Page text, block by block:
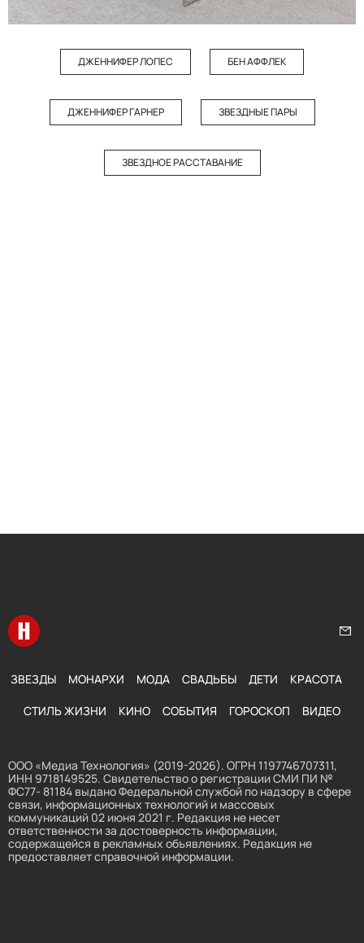
ДЖЕННИФЕР ЛОПЕС БЕН АФФЛЕК
ДЖЕННИФЕР ГАРНЕР ЗВЕЗДНЫЕ ПАРЫ
ЗВЕЗДНОЕ РАССТАВАНИЕ
Перейти на главную
ЗВЕЗДЫ МОНАРХИ МОДА СВАДЬБЫ ДЕТИ КРАСОТА
СТИЛЬ ЖИЗНИ КИНО СОБЫТИЯ ГОРОСКОП ВИДЕО
ООО «Медиа Технология» (2019-2026). ОГРН 1197746707311,
ИНН 9718149525. Свидетельство о регистрации СМИ ПИ №
ФС77- 81184 выдано Федеральной службой по надзору в сфере
связи, информационных технологий и массовых
коммуникаций 02 июня 2021 г. Редакция не несет
ответственности за достоверность информации,
содержащейся в рекламных объявлениях. Редакция не
предоставляет справочной информации.